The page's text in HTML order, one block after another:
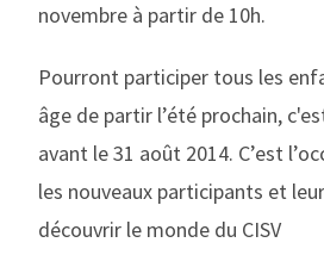
novembre à partir de 10h.
Pourront participer tous les
âge de partir l’été prochain,
avant le 31 août 2014. C’est
les nouveaux participants et
découvrir le monde du CISV